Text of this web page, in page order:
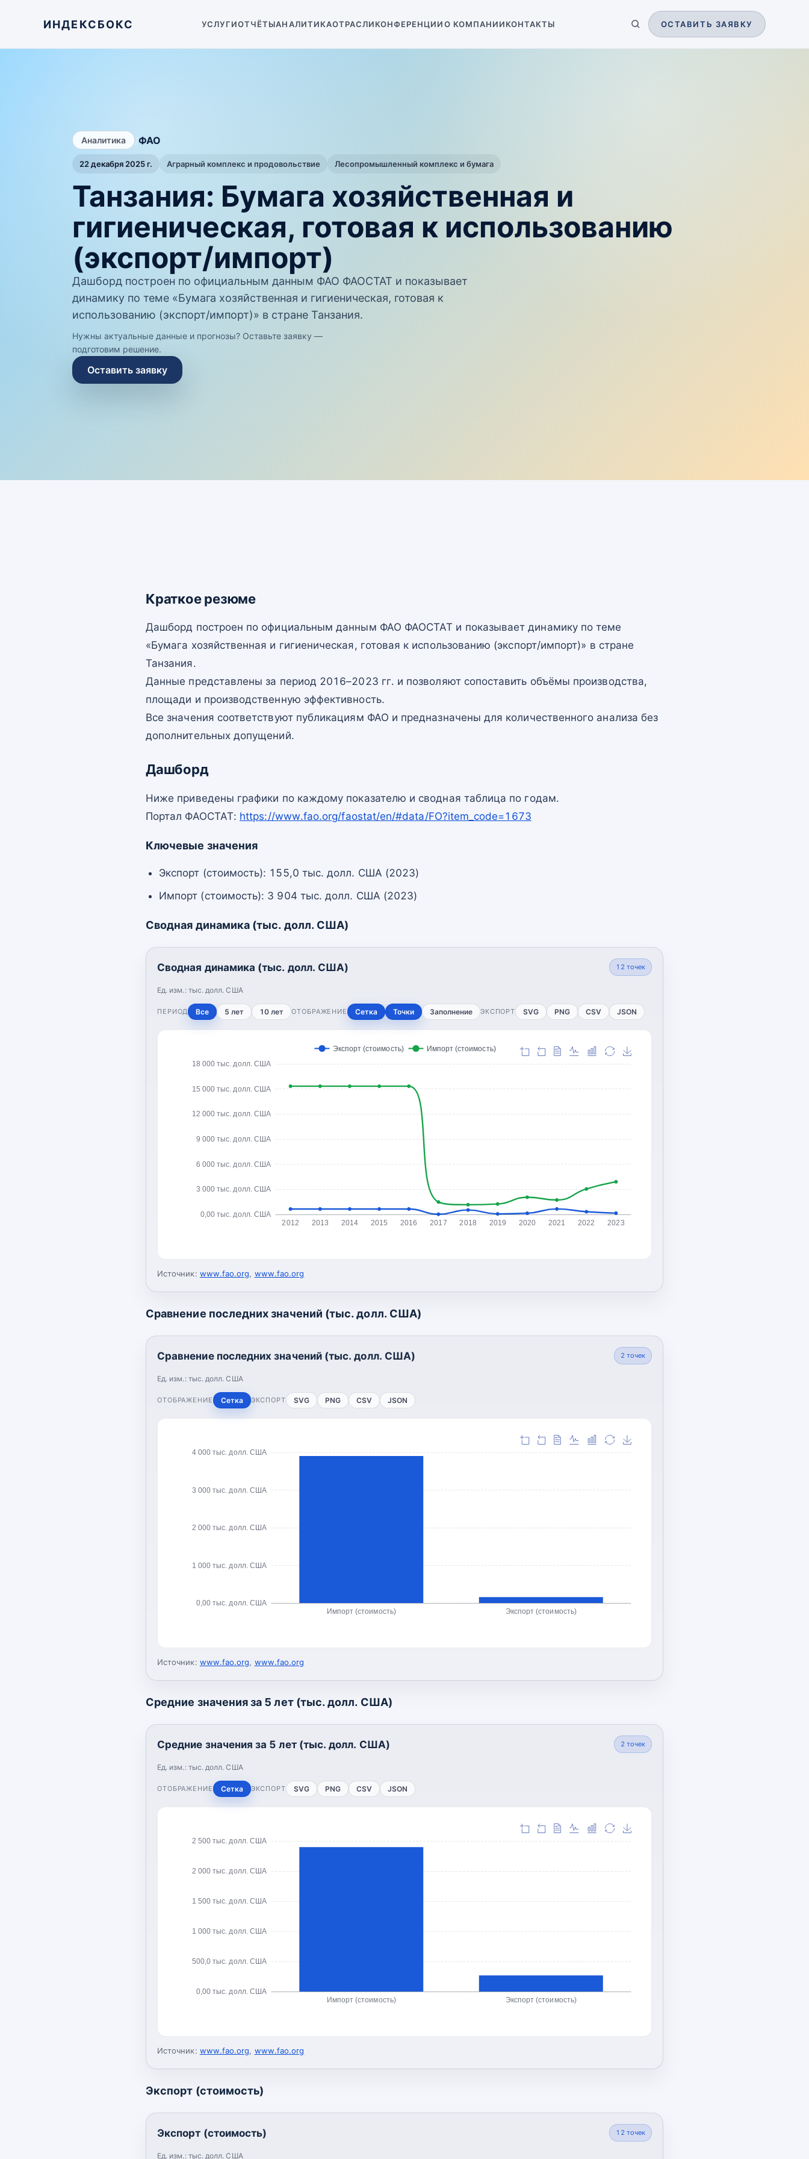
ИНДЕКСБОКС УСЛУГИОТЧЁТЫАНАЛИТИКАОТРАСЛИКОНФЕРЕНЦИИО КОМПАНИИКОНТАКТЫ ОСТАВИТЬ ЗАЯВКУ
Аналитика /ФАО
22 декабря 2025 г. Аграрный комплекс и продовольствие Лесопромышленный комплекс и бумага
Танзания: Бумага хозяйственная и
гигиеническая, готовая к использованию
(экспорт/импорт)
Дашборд построен по официальным данным ФАО ФАОСТАТ и показывает
динамику по теме «Бумага хозяйственная и гигиеническая, готовая к
использованию (экспорт/импорт)» в стране Танзания.
Нужны актуальные данные и прогнозы? Оставьте заявку —
подготовим решение.
Оставить заявку
Краткое резюме
Дашборд построен по официальным данным ФАО ФАОСТАТ и показывает динамику по теме
«Бумага хозяйственная и гигиеническая, готовая к использованию (экспорт/импорт)» в стране
Танзания.
Данные представлены за период 2016–2023 гг. и позволяют сопоставить объёмы производства,
площади и производственную эффективность.
Все значения соответствуют публикациям ФАО и предназначены для количественного анализа без
дополнительных допущений.
Дашборд
Ниже приведены графики по каждому показателю и сводная таблица по годам.
Портал ФАОСТАТ: https://www.fao.org/faostat/en/#data/FO?item_code=1673
Ключевые значения
Экспорт (стоимость): 155,0 тыс. долл. США (2023)
Импорт (стоимость): 3 904 тыс. долл. США (2023)
Сводная динамика (тыс. долл. США)
Сводная динамика (тыс. долл. США)
Ед. изм.: тыс. долл. США
12 точек
ПЕРИОД Все 5 лет 10 лет ОТОБРАЖЕНИЕ Сетка Точки Заполнение ЭКСПОРТ SVG PNG CSV JSON
0,00 тыс. долл. США
3 000 тыс. долл. США
6 000 тыс. долл. США
9 000 тыс. долл. США
12 000 тыс. долл. США
15 000 тыс. долл. США
18 000 тыс. долл. США
2012 2013 2014 2015 2016 2017 2018 2019 2020 2021 2022 2023
Экспорт (стоимость) Импорт (стоимость)
Источник: www.fao.org, www.fao.org
Сравнение последних значений (тыс. долл. США)
Сравнение последних значений (тыс. долл. США)
Ед. изм.: тыс. долл. США
2 точек
ОТОБРАЖЕНИЕ Сетка ЭКСПОРТ SVG PNG CSV JSON
0,00 тыс. долл. США
1 000 тыс. долл. США
2 000 тыс. долл. США
3 000 тыс. долл. США
4 000 тыс. долл. США
Импорт (стоимость) Экспорт (стоимость)
Источник: www.fao.org, www.fao.org
Средние значения за 5 лет (тыс. долл. США)
Средние значения за 5 лет (тыс. долл. США)
Ед. изм.: тыс. долл. США
2 точек
ОТОБРАЖЕНИЕ Сетка ЭКСПОРТ SVG PNG CSV JSON
0,00 тыс. долл. США
500,0 тыс. долл. США
1 000 тыс. долл. США
1 500 тыс. долл. США
2 000 тыс. долл. США
2 500 тыс. долл. США
Импорт (стоимость) Экспорт (стоимость)
Источник: www.fao.org, www.fao.org
Экспорт (стоимость)
Экспорт (стоимость)
Ед. изм.: тыс. долл. США
12 точек